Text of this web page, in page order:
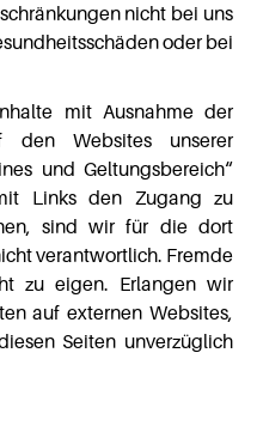
nicht bei uns
oder bei
mit Ausnahme der
den Websites unserer
und Geltungsbereich“
Links den Zugang zu
sind wir für die dort
verantwortlich. Fremde
zu eigen. Erlangen wir
auf externen Websites,
Seiten unverzüglich